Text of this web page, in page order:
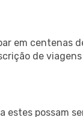
em centenas
de
possam